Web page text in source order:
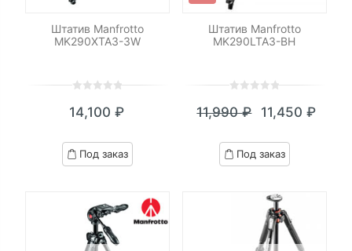
Штатив Manfrotto
MK290XTA3-3W
out
based
on
14,100₽
Под заказ
Штатив Manfrotto
MK290LTA3-BH
out
based
on
11,990₽
цена
составляла
11,990 ₽.
11,450₽
Текущая
цена:
11,450 ₽.
Под заказ